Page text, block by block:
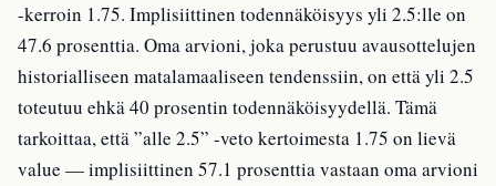
-kerroin 1.75. Implisiittinen todennäköisyys yli 2.5:lle on
47.6 prosenttia. Oma arvioni, joka perustuu avausottelujen
historialliseen matalamaaliseen tendenssiin, on että yli 2.5
toteutuu ehkä 40 prosentin todennäköisyydellä. Tämä
tarkoittaa, että ”alle 2.5” -veto kertoimesta 1.75 on lievä
value — implisiittinen 57.1 prosenttia vastaan oma arvioni